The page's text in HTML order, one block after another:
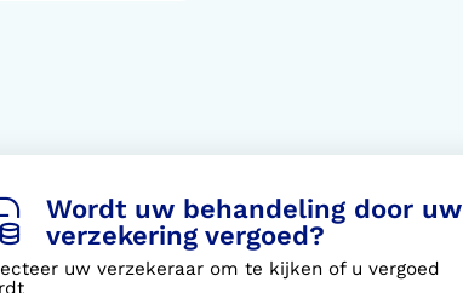
Wordt uw behandeling door uw
verzekering vergoed?
uw verzekeraar om te kijken of u vergoed